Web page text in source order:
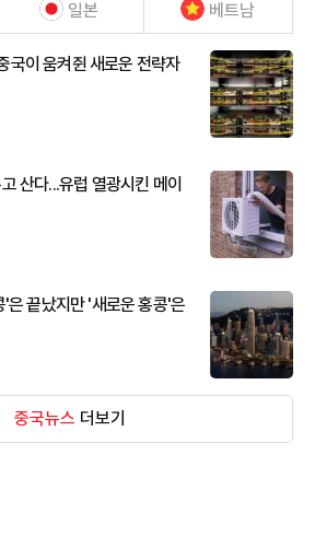
일본 베트남
국이 움켜쥔 새로운 전략자
산다...유럽 열광시킨 메이
은 끝났지만 '새로운 홍콩'은
중국뉴스 더보기